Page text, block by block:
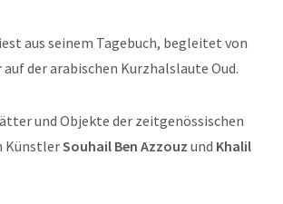
aus seinem Tagebuch, begleitet von
auf der arabischen Kurzhalslaute Oud.
und Objekte der zeitgenössischen
KünstlerSouhail Ben Azzouz und Khalil